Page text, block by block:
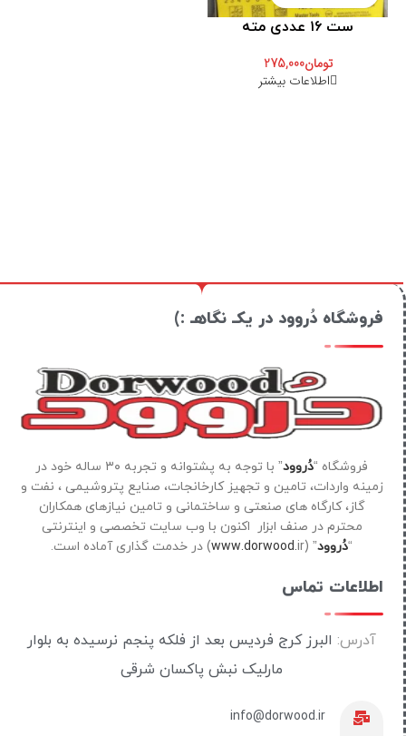
ست ۱۶ عددی مته
تومان275,000
اطلاعات بیشتر
فروشگاه دُروود در یکـ نگاهـ :)
فروشگاه “دُروود
” با توجه به پشتوانه و تجربه ۳۰ ساله خود در
زمینه واردات، تامین و تجهیز کارخانجات، صنایع پتروشیمی ، نفت و
گاز، کارگاه های صنعتی و ساختمانی و تامین نیازهای همکاران
محترم در صنف ابزار اکنون با وب سایت تخصصی و اینترنتی
“دُروود” (
www.dorwood.ir) در خدمت گذاری آماده است.
اطلاعات تماس
آدرس: البرز کرج فردیس بعد از فلکه پنجم نرسیده به بلوار
مارلیک نبش پاکسان شرقی
info@dorwood.ir